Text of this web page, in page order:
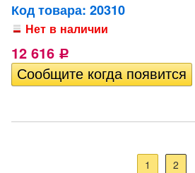
Код товара: 20310
Нет в наличии
12 616 Р
1 2